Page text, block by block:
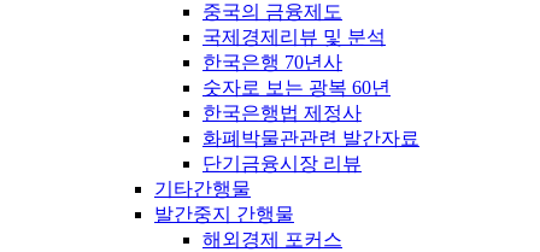
중국의 금융제도
국제경제리뷰 및 분석
한국은행 70년사
숫자로 보는 광복 60년
한국은행법 제정사
화폐박물관관련 발간자료
단기금융시장 리뷰
기타간행물
발간중지 간행물
해외경제 포커스